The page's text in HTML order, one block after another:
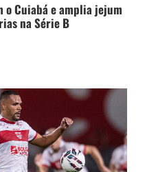
o Cuiabá e amplia jejum
na Série B